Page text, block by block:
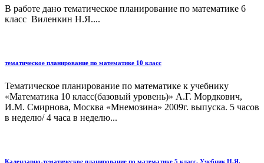
В работе дано тематическое планирование по математике 6
класс Виленкин Н.Я....
тематическое планирование по математике 10 класс
Тематическое планирование по математике к учебнику
«Математика 10 класс(базовый уровень)» А.Г. Мордкович,
И.М. Смирнова, Москва «Мнемозина» 2009г. выпуска. 5 часов
в неделю/ 4 часа в неделю...
Календарно-тематическое планирование по математике 5 класс. Учебник Н.Я.